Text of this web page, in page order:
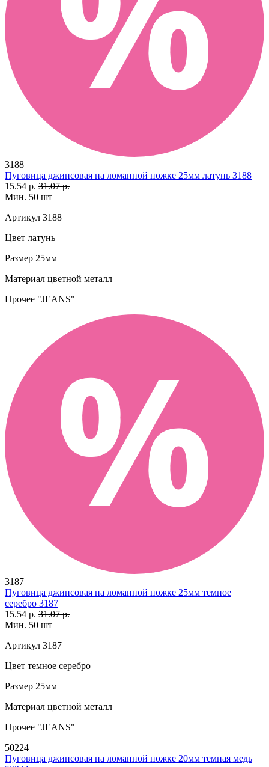
3188
Пуговица джинсовая на ломанной ножке 25мм латунь 3188
15.54 р. 31.07 р.
Мин. 50 шт
Артикул 3188
Цвет латунь
Размер 25мм
Материал цветной металл
Прочее "JEANS"
3187
Пуговица джинсовая на ломанной ножке 25мм темное
серебро 3187
15.54 р. 31.07 р.
Мин. 50 шт
Артикул 3187
Цвет темное серебро
Размер 25мм
Материал цветной металл
Прочее "JEANS"
50224
Пуговица джинсовая на ломанной ножке 20мм темная медь